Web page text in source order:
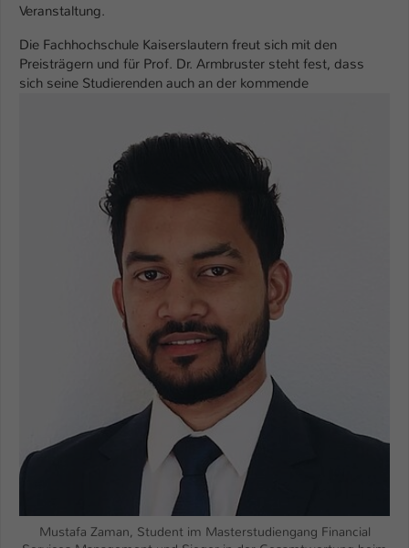
Mustafa Zaman, Student im Masterstudiengang Financial
Veranstaltung.
Die Fachhochschule Kaiserslautern freut sich mit den
Preisträgern und für Prof. Dr. Armbruster steht fest, dass
sich seine Studierenden auch an der kommende
Speicherung Ihrer vorgenommen
Einstellungen, falls der Webseiten-
Betreiber dies eingestellt hat.
fe_typo_user / PHPSESSID
Dieses Cookie ist ein Standard-Session-
Cookie von TYPO3. Es speichert im Fall
eines Intranet-Logins die Session-ID. So
kann der eingeloggte Benutzer
wiedererkannt werden und es wird ihm
Zugang zu geschützten Bereichen
gewährt.
Name be_typo_user
TYPO3
Laufzeit 1 Tag